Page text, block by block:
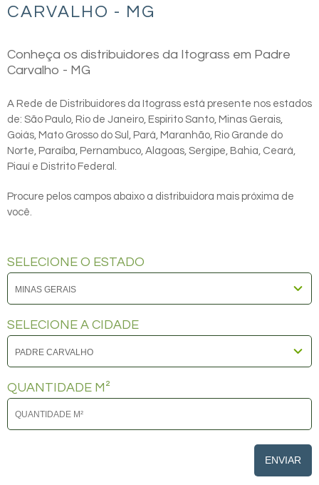
CARVALHO - MG
Conheça os distribuidores da Itograss em Padre
Carvalho - MG
A Rede de Distribuidores da Itograss está presente nos estados
de: São Paulo, Rio de Janeiro, Espirito Santo, Minas Gerais,
Goiás, Mato Grosso do Sul, Pará, Maranhão, Rio Grande do
Norte, Paraíba, Pernambuco, Alagoas, Sergipe, Bahia, Ceará,
Piauí e Distrito Federal.
Procure pelos campos abaixo a distribuidora mais próxima de
você.
SELECIONE O ESTADO
SELECIONE A CIDADE
QUANTIDADE M²
ENVIAR